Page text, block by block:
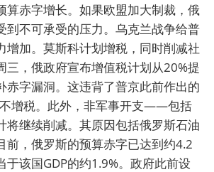
算赤字增长。如果欧盟加大制裁，俄
到不可承受的压力。乌克兰战争给普
增加。莫斯科计划增税，同时削减社
三，俄政府宣布增值税计划从20%提
赤字漏洞。这违背了普京此前作出的
增税。此外，非军事开支——包括
将继续削减。其原因包括俄罗斯石油
前，俄罗斯的预算赤字已达到约4.2
于该国GDP的约1.9%。政府此前设